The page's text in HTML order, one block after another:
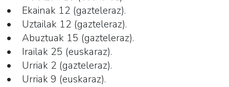
• Ekainak 12 (gazteleraz).
• Uztailak 12 (gazteleraz).
• Abuztuak 15 (gazteleraz).
• Irailak 25 (euskaraz).
• Urriak 2 (gazteleraz).
• Urriak 9 (euskaraz).